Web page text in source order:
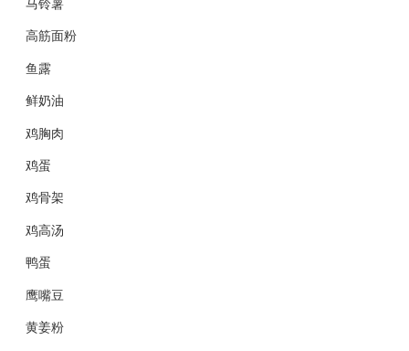
高筋面粉
鱼露
鲜奶油
鸡胸肉
鸡蛋
鸡骨架
鸡高汤
鸭蛋
鹰嘴豆
黄姜粉